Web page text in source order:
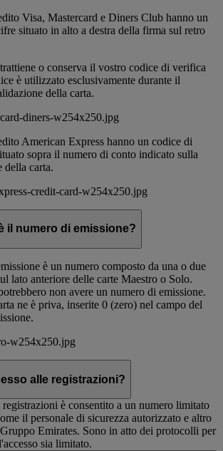
Visa, Mastercard e Diners Club hanno un
situato in alto a destra della firma sul retro
o conserva il vostro codice di verifica
è utilizzato esclusivamente durante il
della carta.
American Express hanno un codice di
sopra il numero di conto indicato sulla
della carta.
il numero di emissione?
è un numero composto da una o due
lato anteriore delle carte Maestro o Solo.
non avere un numero di emissione.
ne è priva, inserite 0 (zero) nel campo del
alle registrazioni?
registrazioni è consentito a un numero limitato
il personale di sicurezza autorizzato e altro
Emirates. Sono in atto dei protocolli per
sia limitato.